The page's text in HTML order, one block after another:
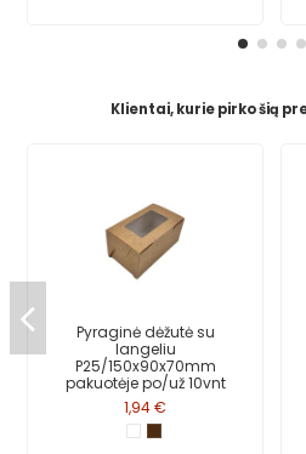
Klientai, kurie pirko šią
Pyraginė dėžutė su
langeliu
P25/150x90x70mm
pakuotėje po/už 10vnt
1,94 €